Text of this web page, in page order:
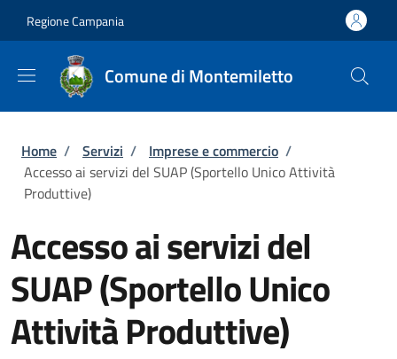
Regione Campania
Comune di Montemiletto
Briciole di pane
Home / Servizi / Imprese e commercio /
Accesso ai servizi del SUAP (Sportello Unico Attività
Produttive)
Accesso ai servizi del
SUAP (Sportello Unico
Attività Produttive)